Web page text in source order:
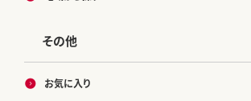
その他
お気に入り